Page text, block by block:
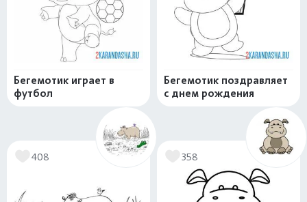
Бегемотик играет в
футбол
Бегемотик поздравляет
с днем рождения
408 358